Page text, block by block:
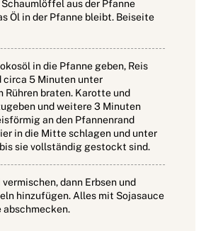
aus der Pfanne
Öl in der Pfanne bleibt. Beiseite
in die Pfanne geben, Reis
circa 5 Minuten unter
Rühren braten. Karotte und
und weitere 3 Minuten
an den Pfannenrand
in die Mitte schlagen und unter
sie vollständig gestockt sind.
vermischen, dann Erbsen und
hinzufügen. Alles mit Sojasauce
abschmecken.